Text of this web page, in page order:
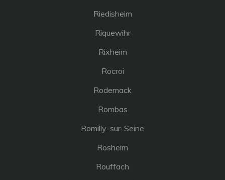
Riedisheim
Riquewihr
Rixheim
Rocroi
Rodemack
Rombas
Romilly-sur-Seine
Rosheim
Rouffach